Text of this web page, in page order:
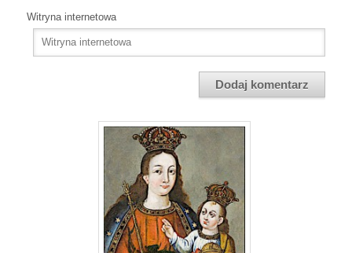
Witryna internetowa